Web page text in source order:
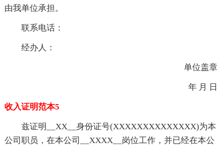
由我单位承担。
联系电话：
经办人：
单位盖章
年 月 日
收入证明范本5
兹证明__XX__身份证号(XXXXXXXXXXXXXX)为本
公司职员，在本公司__XXXX__岗位工作，并已经在本公